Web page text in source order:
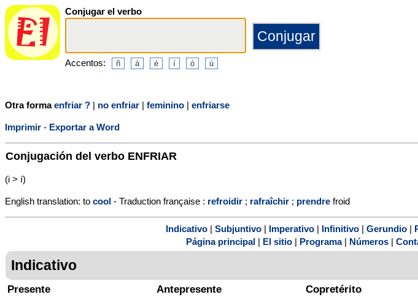
Conjugar el verbo
Accentos:
Otra formaenfriar ? | no enfriar | feminino | enfriarse
Imprimir - Exportar a Word
Conjugación del verbo ENFRIAR
(i > í)
English translation: to cool - Traduction française : refroidir ; rafraîchir ; prendre froid
Indicativo | Subjuntivo | Imperativo | Infinitivo | Gerundio |
Página principal | El sitio | Programa| Números |
Indicativo
Presente Antepresente Copretérito